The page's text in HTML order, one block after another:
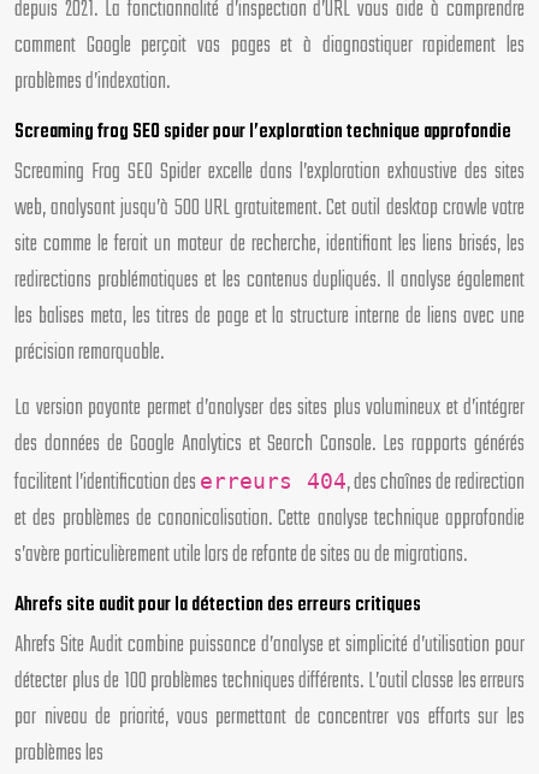
depuis 2021. La fonctionnalité d’inspection d’URL vous aide à comprendre
comment Google perçoit vos pages et à diagnostiquer rapidement les
problèmes d’indexation.
Screaming frog SEO spider pour l’exploration technique approfondie
Screaming Frog SEO Spider excelle dans l’exploration exhaustive des sites
web, analysant jusqu’à 500 URL gratuitement. Cet outil desktop crawle votre
site comme le ferait un moteur de recherche, identifiant les liens brisés, les
redirections problématiques et les contenus dupliqués. Il analyse également
les balises meta, les titres de page et la structure interne de liens avec une
précision remarquable.
La version payante permet d’analyser des sites plus volumineux et d’intégrer
des données de Google Analytics et Search Console. Les rapports générés
facilitent l’identification des erreurs 404, des chaînes de redirection
et des problèmes de canonicalisation. Cette analyse technique approfondie
s’avère particulièrement utile lors de refonte de sites ou de migrations.
Ahrefs site audit pour la détection des erreurs critiques
Ahrefs Site Audit combine puissance d’analyse et simplicité d’utilisation pour
détecter plus de 100 problèmes techniques différents. L’outil classe les erreurs
par niveau de priorité, vous permettant de concentrer vos efforts sur les
problèmes les